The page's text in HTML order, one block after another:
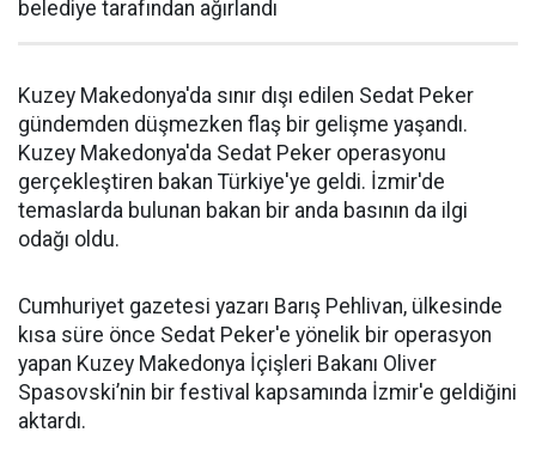
belediye tarafından ağırlandı
Kuzey Makedonya'da sınır dışı edilen Sedat Peker
gündemden düşmezken flaş bir gelişme yaşandı.
Kuzey Makedonya'da Sedat Peker operasyonu
gerçekleştiren bakan Türkiye'ye geldi. İzmir'de
temaslarda bulunan bakan bir anda basının da ilgi
odağı oldu.
Cumhuriyet gazetesi yazarı Barış Pehlivan, ülkesinde
kısa süre önce Sedat Peker'e yönelik bir operasyon
yapan Kuzey Makedonya İçişleri Bakanı Oliver
Spasovski’nin bir festival kapsamında İzmir'e geldiğini
aktardı.